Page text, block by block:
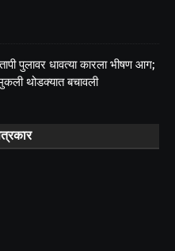
पुलावर धावत्या कारला भीषण आग;
थोडक्यात बचावली